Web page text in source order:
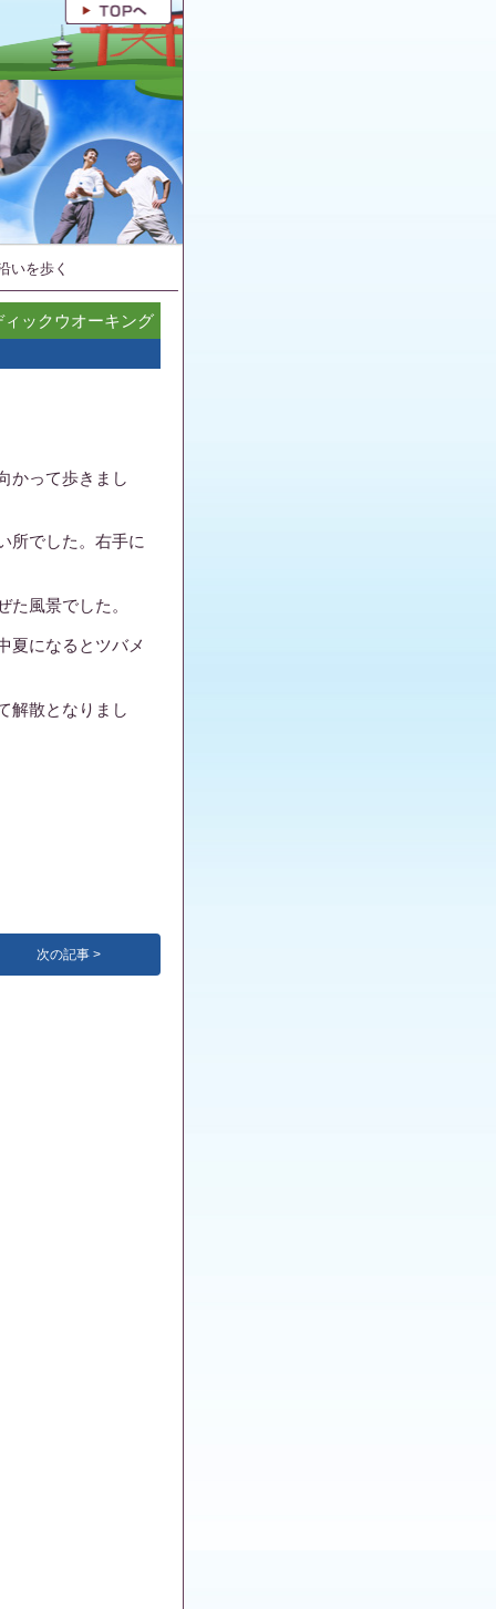
を歩く
ィックウオーキング
かって歩きまし
所でした。右手に
風景でした。
夏になるとツバメ
解散となりまし
次の記事